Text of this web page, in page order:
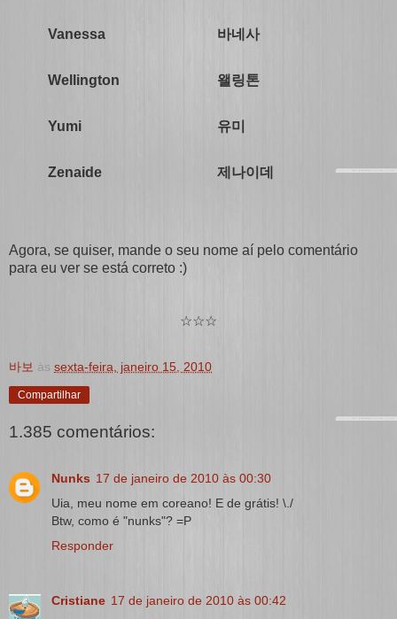
Vanessa 바네사
Wellington 왤링톤
Yumi 유미
Zenaide 제나이데
Agora, se quiser, mande o seu nome aí pelo comentário
para eu ver se está correto :)
☆☆☆
바보 às sexta-feira, janeiro 15, 2010
Compartilhar
1.385 comentários:
Nunks 17 de janeiro de 2010 às 00:30
Uia, meu nome em coreano! E de grátis! \./
Btw, como é "nunks"? =P
Responder
Cristiane 17 de janeiro de 2010 às 00:42